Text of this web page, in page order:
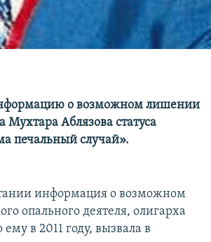
о возможном лишении
Аблязова статуса
печальный случай».
информация о возможном
опального деятеля, олигарха
в 2011 году, вызвала в